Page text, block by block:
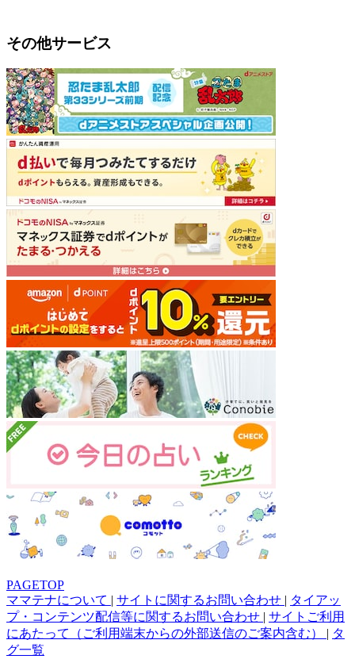
その他サービス
PAGETOP
ママテナについて | サイトに関するお問い合わせ | タイアッ
プ・コンテンツ配信等に関するお問い合わせ | サイトご利用
にあたって（ご利用端末からの外部送信のご案内含む） | タ
グ一覧